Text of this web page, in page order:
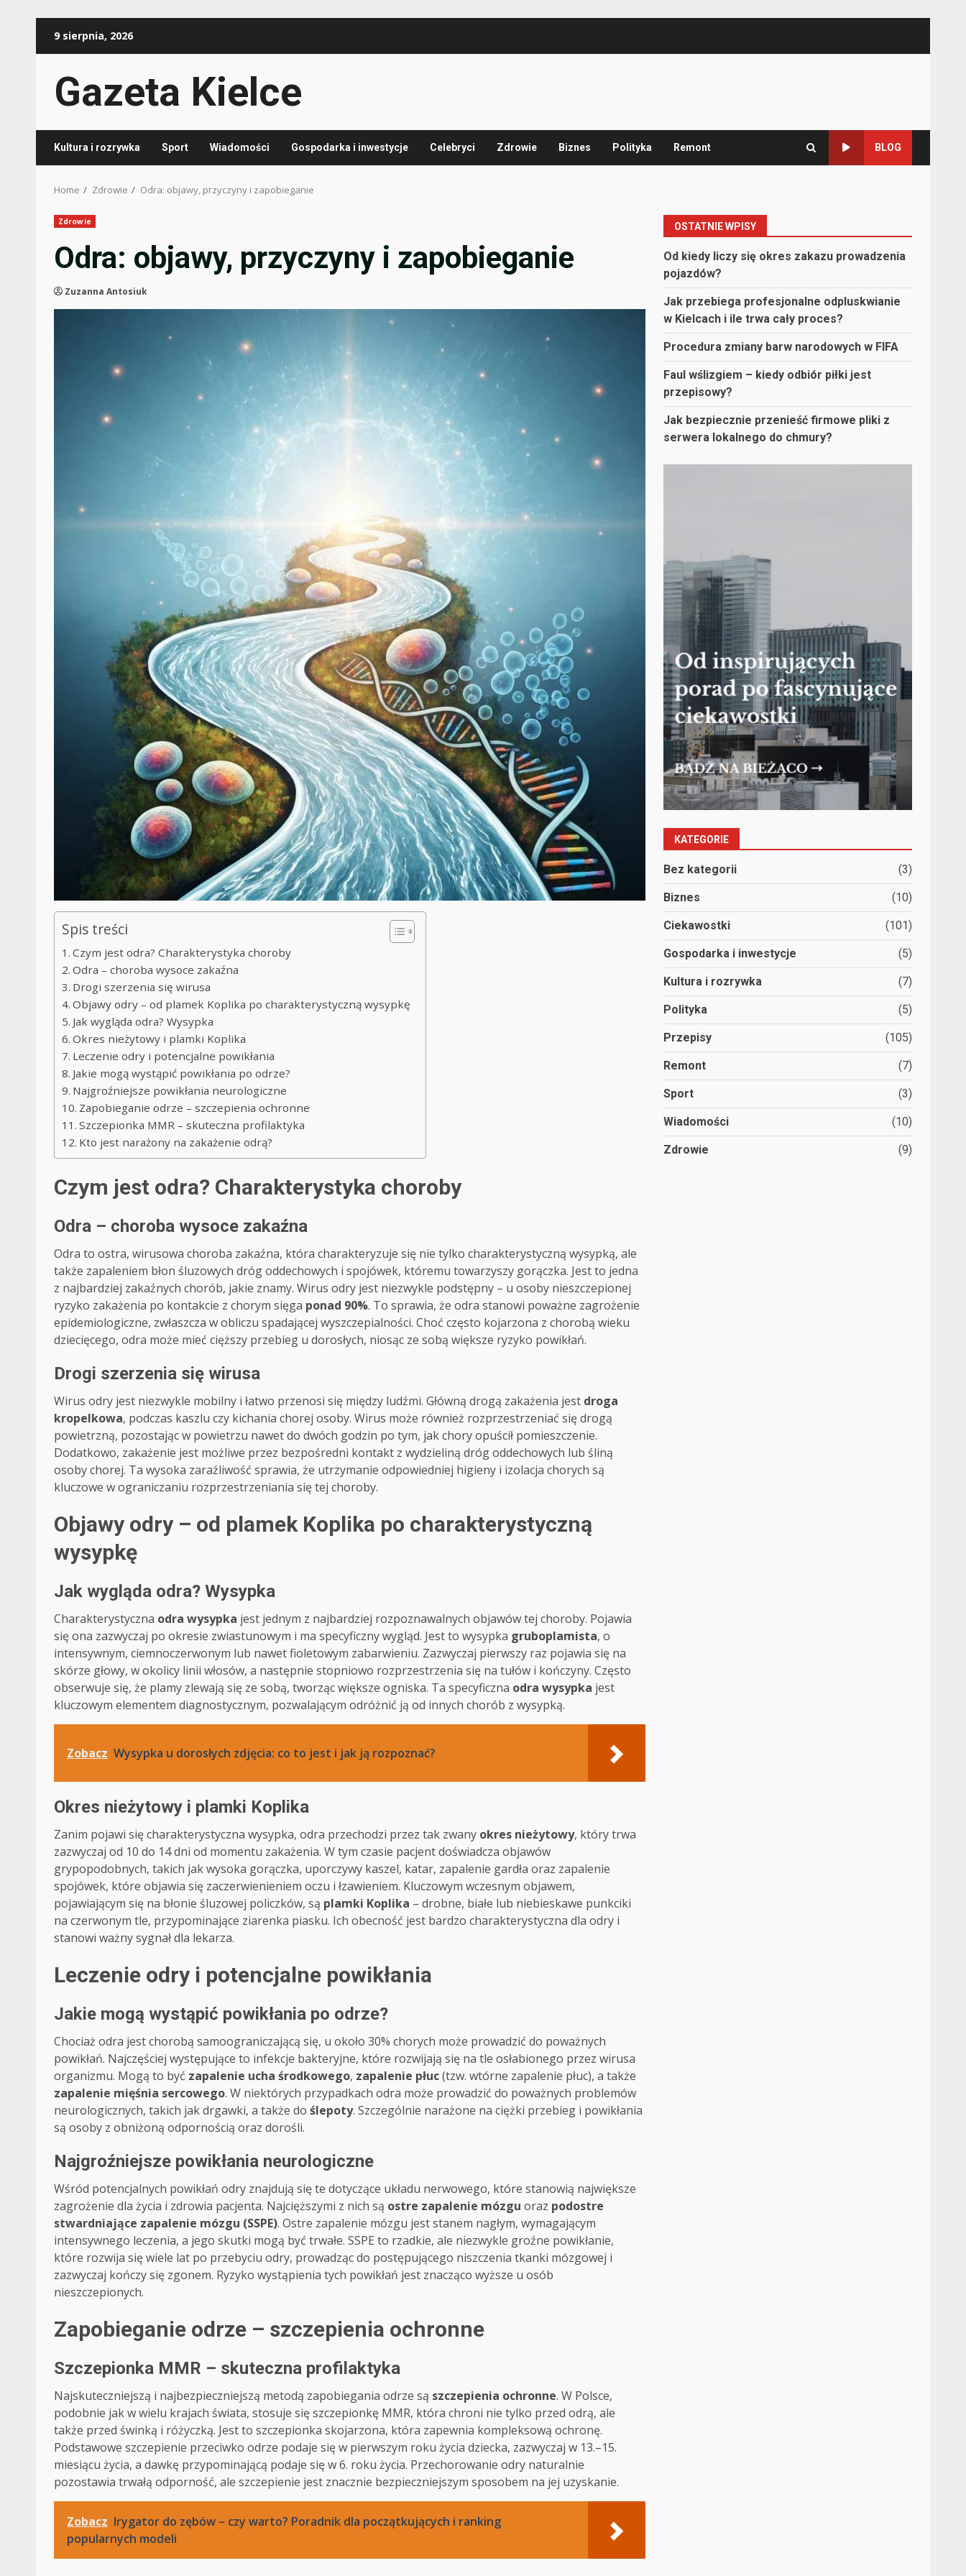
9 sierpnia, 2026
Gazeta Kielce
Kultura i rozrywka Sport Wiadomości Gospodarka i inwestycje Celebryci Zdrowie Biznes Polityka Remont BLOG
Home Zdrowie Odra: objawy, przyczyny i zapobieganie
Zdrowie
Odra: objawy, przyczyny i zapobieganie
Zuzanna Antosiuk
Spis treści
Czym jest odra? Charakterystyka choroby
Odra – choroba wysoce zakaźna
Drogi szerzenia się wirusa
Objawy odry – od plamek Koplika po charakterystyczną wysypkę
Jak wygląda odra? Wysypka
Okres nieżytowy i plamki Koplika
Leczenie odry i potencjalne powikłania
Jakie mogą wystąpić powikłania po odrze?
Najgroźniejsze powikłania neurologiczne
Zapobieganie odrze – szczepienia ochronne
Szczepionka MMR – skuteczna profilaktyka
Kto jest narażony na zakażenie odrą?
Czym jest odra? Charakterystyka choroby
Odra – choroba wysoce zakaźna
Odra to ostra, wirusowa choroba zakaźna, która charakteryzuje się nie tylko charakterystyczną wysypką, ale
także zapaleniem błon śluzowych dróg oddechowych i spojówek, któremu towarzyszy gorączka. Jest to jedna
z najbardziej zakaźnych chorób, jakie znamy. Wirus odry jest niezwykle podstępny – u osoby nieszczepionej
ryzyko zakażenia po kontakcie z chorym sięga ponad 90%. To sprawia, że odra stanowi poważne zagrożenie
epidemiologiczne, zwłaszcza w obliczu spadającej wyszczepialności. Choć często kojarzona z chorobą wieku
dziecięcego, odra może mieć cięższy przebieg u dorosłych, niosąc ze sobą większe ryzyko powikłań.
Drogi szerzenia się wirusa
Wirus odry jest niezwykle mobilny i łatwo przenosi się między ludźmi. Główną drogą zakażenia jest droga
kropelkowa, podczas kaszlu czy kichania chorej osoby. Wirus może również rozprzestrzeniać się drogą
powietrzną, pozostając w powietrzu nawet do dwóch godzin po tym, jak chory opuścił pomieszczenie.
Dodatkowo, zakażenie jest możliwe przez bezpośredni kontakt z wydzieliną dróg oddechowych lub śliną
osoby chorej. Ta wysoka zaraźliwość sprawia, że utrzymanie odpowiedniej higieny i izolacja chorych są
kluczowe w ograniczaniu rozprzestrzeniania się tej choroby.
Objawy odry – od plamek Koplika po charakterystyczną
wysypkę
Jak wygląda odra? Wysypka
Charakterystyczna odra wysypka jest jednym z najbardziej rozpoznawalnych objawów tej choroby. Pojawia
się ona zazwyczaj po okresie zwiastunowym i ma specyficzny wygląd. Jest to wysypka gruboplamista, o
intensywnym, ciemnoczerwonym lub nawet fioletowym zabarwieniu. Zazwyczaj pierwszy raz pojawia się na
skórze głowy, w okolicy linii włosów, a następnie stopniowo rozprzestrzenia się na tułów i kończyny. Często
obserwuje się, że plamy zlewają się ze sobą, tworząc większe ogniska. Ta specyficzna odra wysypka jest
kluczowym elementem diagnostycznym, pozwalającym odróżnić ją od innych chorób z wysypką.
Zobacz Wysypka u dorosłych zdjęcia: co to jest i jak ją rozpoznać?
Okres nieżytowy i plamki Koplika
Zanim pojawi się charakterystyczna wysypka, odra przechodzi przez tak zwany okres nieżytowy, który trwa
zazwyczaj od 10 do 14 dni od momentu zakażenia. W tym czasie pacjent doświadcza objawów
grypopodobnych, takich jak wysoka gorączka, uporczywy kaszel, katar, zapalenie gardła oraz zapalenie
spojówek, które objawia się zaczerwienieniem oczu i łzawieniem. Kluczowym wczesnym objawem,
pojawiającym się na błonie śluzowej policzków, są plamki Koplika – drobne, białe lub niebieskawe punkciki
na czerwonym tle, przypominające ziarenka piasku. Ich obecność jest bardzo charakterystyczna dla odry i
stanowi ważny sygnał dla lekarza.
Leczenie odry i potencjalne powikłania
Jakie mogą wystąpić powikłania po odrze?
Chociaż odra jest chorobą samoograniczającą się, u około 30% chorych może prowadzić do poważnych
powikłań. Najczęściej występujące to infekcje bakteryjne, które rozwijają się na tle osłabionego przez wirusa
organizmu. Mogą to być zapalenie ucha środkowego, zapalenie płuc(tzw. wtórne zapalenie płuc), a także
zapalenie mięśnia sercowego. W niektórych przypadkach odra może prowadzić do poważnych problemów
neurologicznych, takich jak drgawki, a także do ślepoty. Szczególnie narażone na ciężki przebieg i powikłania
są osoby z obniżoną odpornością oraz dorośli.
Najgroźniejsze powikłania neurologiczne
Wśród potencjalnych powikłań odry znajdują się te dotyczące układu nerwowego, które stanowią największe
zagrożenie dla życia i zdrowia pacjenta. Najcięższymi z nich są ostre zapalenie mózgu oraz podostre
stwardniające zapalenie mózgu (SSPE). Ostre zapalenie mózgu jest stanem nagłym, wymagającym
intensywnego leczenia, a jego skutki mogą być trwałe. SSPE to rzadkie, ale niezwykle groźne powikłanie,
które rozwija się wiele lat po przebyciu odry, prowadząc do postępującego niszczenia tkanki mózgowej i
zazwyczaj kończy się zgonem. Ryzyko wystąpienia tych powikłań jest znacząco wyższe u osób
nieszczepionych.
Zapobieganie odrze – szczepienia ochronne
Szczepionka MMR – skuteczna profilaktyka
Najskuteczniejszą i najbezpieczniejszą metodą zapobiegania odrze są szczepienia ochronne. W Polsce,
podobnie jak w wielu krajach świata, stosuje się szczepionkę MMR, która chroni nie tylko przed odrą, ale
także przed świnką i różyczką. Jest to szczepionka skojarzona, która zapewnia kompleksową ochronę.
Podstawowe szczepienie przeciwko odrze podaje się w pierwszym roku życia dziecka, zazwyczaj w 13.–15.
miesiącu życia, a dawkę przypominającą podaje się w 6. roku życia. Przechorowanie odry naturalnie
pozostawia trwałą odporność, ale szczepienie jest znacznie bezpieczniejszym sposobem na jej uzyskanie.
Zobacz Irygator do zębów – czy warto? Poradnik dla początkujących i ranking
popularnych modeli
OSTATNIE WPISY
Od kiedy liczy się okres zakazu prowadzenia
pojazdów?
Jak przebiega profesjonalne odpluskwianie
w Kielcach i ile trwa cały proces?
Procedura zmiany barw narodowych w FIFA
Faul wślizgiem – kiedy odbiór piłki jest
przepisowy?
Jak bezpiecznie przenieść firmowe pliki z
serwera lokalnego do chmury?
KATEGORIE
Bez kategorii (3)
Biznes (10)
Ciekawostki (101)
Gospodarka i inwestycje (5)
Kultura i rozrywka (7)
Polityka (5)
Przepisy (105)
Remont (7)
Sport (3)
Wiadomości (10)
Zdrowie (9)